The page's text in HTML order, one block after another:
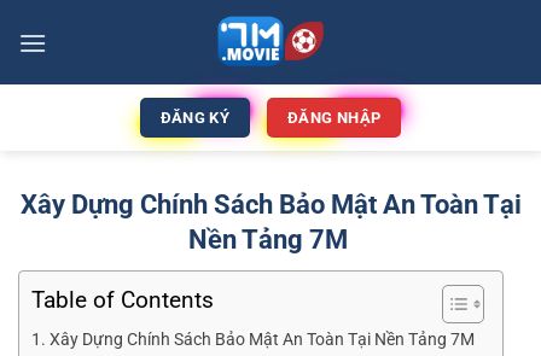
ĐĂNG KÝ ĐĂNG NHẬP
Xây Dựng Chính Sách Bảo Mật An Toàn Tại
Nền Tảng 7M
Table of Contents
Xây Dựng Chính Sách Bảo Mật An Toàn Tại Nền Tảng 7M